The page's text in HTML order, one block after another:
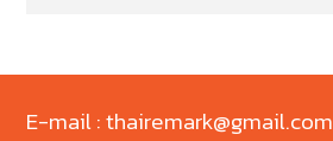
E-mail : thairemark@gmail.com